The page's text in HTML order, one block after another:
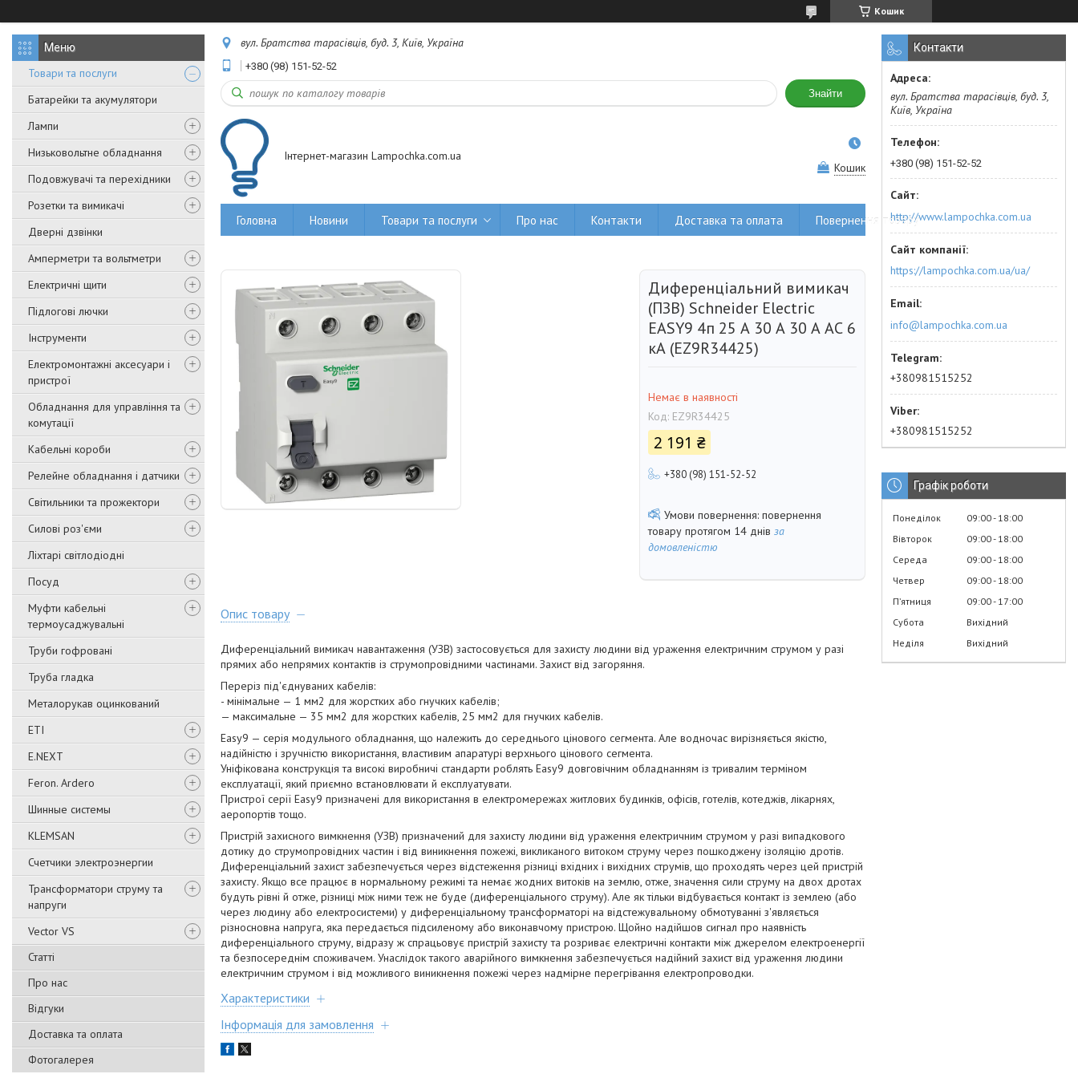
Кошик
Товари та послуги
Батарейки та акумулятори
Лампи
Низьковольтне обладнання
Подовжувачі та перехідники
Розетки та вимикачі
Дверні дзвінки
Амперметри та вольтметри
Електричні щити
Підлогові лючки
Інструменти
Електромонтажні аксесуари і
пристрої
Обладнання для управління та
комутації
Кабельні короби
Релейне обладнання і датчики
Світильники та прожектори
Силові роз'єми
Ліхтарі світлодіодні
Посуд
Муфти кабельні
термоусаджувальні
Труби гофровані
Труба гладка
Металорукав оцинкований
ETI
E.NEXT
Feron. Ardero
Шинные системы
KLEMSAN
Счетчики электроэнергии
Трансформатори струму та
напруги
Vector VS
Статті
Про нас
Відгуки
Доставка та оплата
Фотогалерея
вул. Братства тарасівців, буд. 3, Київ, Україна
+380 (98) 151-52-52
Знайти
Інтернет-магазин Lampochka.com.ua
Кошик
Головна Новини Товари та послуги Про нас Контакти Доставка та оплата Повернення товару
Диференціальний вимикач
(ПЗВ) Schneider Electric
EASY9 4п 25 А 30 А 30 А АС 6
кА (EZ9R34425)
Немає в наявності
Код: EZ9R34425
2 191 ₴
+380 (98) 151-52-52
повернення
товару протягом 14 днів за
домовленістю
Опис товару
Диференціальний вимикач навантаження (УЗВ) застосовується для захисту людини від ураження електричним струмом у разі
прямих або непрямих контактів із струмопровідними частинами. Захист від загоряння.
Переріз під'єднуваних кабелів:
- мінімальне — 1 мм2 для жорстких або гнучких кабелів;
— максимальне — 35 мм2 для жорстких кабелів, 25 мм2 для гнучких кабелів.
Easy9 — серія модульного обладнання, що належить до середнього цінового сегмента. Але водночас вирізняється якістю,
надійністю і зручністю використання, властивим апаратурі верхнього цінового сегмента.
Уніфікована конструкція та високі виробничі стандарти роблять Easy9 довговічним обладнанням із тривалим терміном
експлуатації, який приємно встановлювати й експлуатувати.
Пристрої серії Easy9 призначені для використання в електромережах житлових будинків, офісів, готелів, котеджів, лікарнях,
аеропортів тощо.
Пристрій захисного вимкнення (УЗВ) призначений для захисту людини від ураження електричним струмом у разі випадкового
дотику до струмопровідних частин і від виникнення пожежі, викликаного витоком струму через пошкоджену ізоляцію дротів.
Диференціальний захист забезпечується через відстеження різниці вхідних і вихідних струмів, що проходять через цей пристрій
захисту. Якщо все працює в нормальному режимі та немає жодних витоків на землю, отже, значення сили струму на двох дротах
будуть рівні й отже, різниці між ними теж не буде (диференціального струму). Але як тільки відбувається контакт із землею (або
через людину або електросистеми) у диференціальному трансформаторі на відстежувальному обмотуванні з'являється
різносновна напруга, яка передається підсиленому або виконавчому пристрою. Щойно надійшов сигнал про наявність
диференціального струму, відразу ж спрацьовує пристрій захисту та розриває електричні контакти між джерелом електроенергії
та безпосереднім споживачем. Унаслідок такого аварійного вимкнення забезпечується надійний захист від ураження людини
електричним струмом і від можливого виникнення пожежі через надмірне перегрівання електропроводки.
Характеристики
Інформація для замовлення
Контакти
вул. Братства тарасівців, буд. 3,
Київ, Україна
+380 (98) 151-52-52
http://www.lampochka.com.ua
https://lampochka.com.ua/ua/
info@lampochka.com.ua
+380981515252
+380981515252
Графік роботи
Понеділок 09:00 18:00
Вівторок
09:00 18:00
Середа
09:00 18:00
Четвер
09:00 18:00
Пʼятниця
09:00 17:00
Субота
Вихідний
Неділя
Вихідний